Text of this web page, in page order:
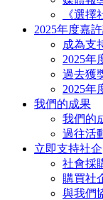
《選
2025年度嘉
成為支
2025年
過去獲
2025年
我們的成果
我們的
過往活
立即支持社企
社會採
購買社
與我們